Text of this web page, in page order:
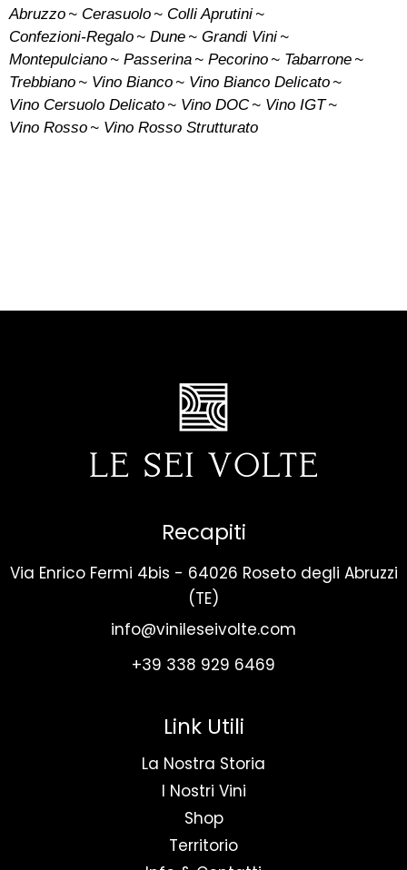
Abruzzo Cerasuolo
Colli Aprutini
Confezioni-Regalo
Dune
Grandi Vini
Montepulciano
Passerina Pecorino
Tabarrone
Trebbiano
Vino Bianco
Vino Bianco Delicato
Vino Cersuolo Delicato
Vino DOC
Vino IGT
Vino Rosso
Vino Rosso Strutturato
Recapiti
Via Enrico Fermi 4bis - 64026 Roseto degli Abruzzi
(TE)
info@vinileseivolte.com
+39 338 929 6469
Link Utili
La Nostra Storia
I Nostri Vini
Shop
Territorio